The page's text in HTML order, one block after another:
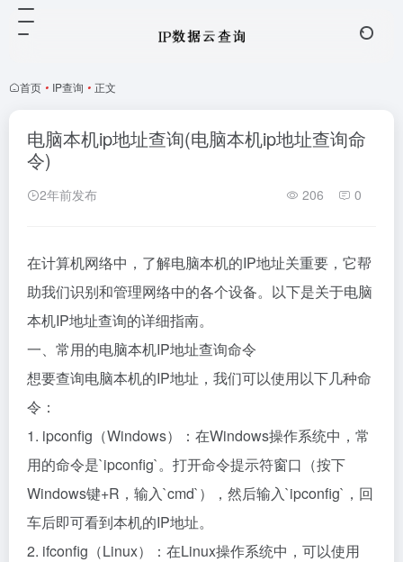
首页 • IP查询 • 正文
电脑本机ip地址查询(电脑本机ip地址查询命
令)
2年前发布 206 0
在计算机网络中，了解电脑本机的IP地址关重要，它帮
助我们识别和管理网络中的各个设备。以下是关于电脑
本机IP地址查询的详细指南。
一、常用的电脑本机IP地址查询命令
想要查询电脑本机的IP地址，我们可以使用以下几种命
令：
1. ipconfig（Windows）：在Windows操作系统中，常
用的命令是`ipconfig`。打开命令提示符窗口（按下
Windows键+R，输入`cmd`），然后输入`ipconfig`，回
车后即可看到本机的IP地址。
2. ifconfig（Linux）：在Linux操作系统中，可以使用